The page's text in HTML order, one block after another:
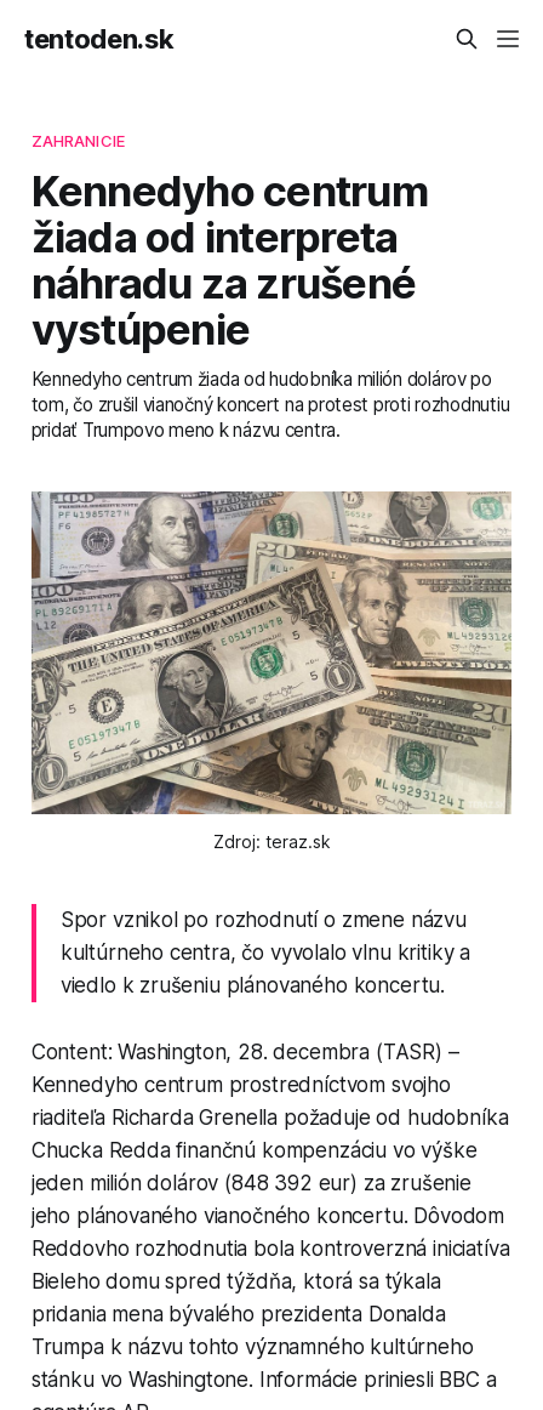
tentoden.sk
ZAHRANICIE
Kennedyho centrum
žiada od interpreta
náhradu za zrušené
vystúpenie
Kennedyho centrum žiada od hudobníka milión dolárov po
tom, čo zrušil vianočný koncert na protest proti rozhodnutiu
pridať Trumpovo meno k názvu centra.
Zdroj: teraz.sk
Spor vznikol po rozhodnutí o zmene názvu
kultúrneho centra, čo vyvolalo vlnu kritiky a
viedlo k zrušeniu plánovaného koncertu.
Content: Washington, 28. decembra (TASR) –
Kennedyho centrum prostredníctvom svojho
riaditeľa Richarda Grenella požaduje od hudobníka
Chucka Redda finančnú kompenzáciu vo výške
jeden milión dolárov (848 392 eur) za zrušenie
jeho plánovaného vianočného koncertu. Dôvodom
Reddovho rozhodnutia bola kontroverzná iniciatíva
Bieleho domu spred týždňa, ktorá sa týkala
pridania mena bývalého prezidenta Donalda
Trumpa k názvu tohto významného kultúrneho
stánku vo Washingtone. Informácie priniesli BBC a